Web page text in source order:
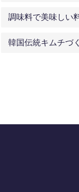
調味料で美味しい
韓国伝統キムチづ